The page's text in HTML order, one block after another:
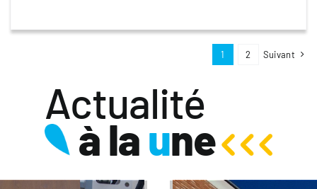
1 2 Suivant
Actualité
à laune